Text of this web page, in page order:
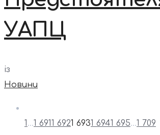
УАПЦ
із
Новини
1 …1 6911 6921 6931 6941 695…1 709